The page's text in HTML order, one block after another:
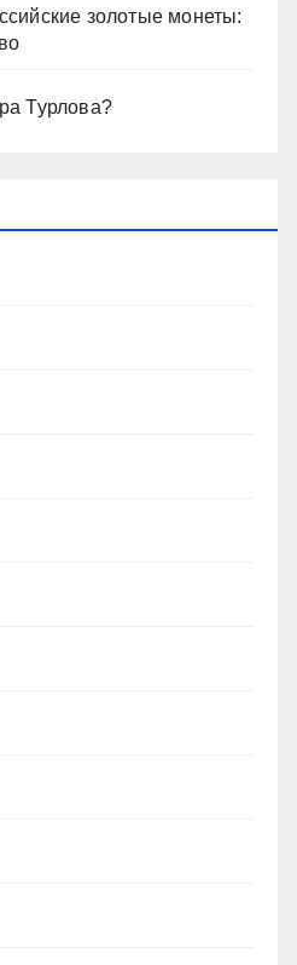
золотые монеты:
Турлова?